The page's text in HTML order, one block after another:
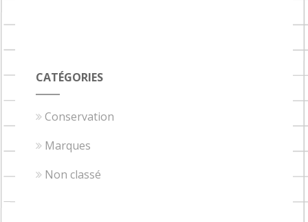
CATÉGORIES
Conservation
Marques
Non classé